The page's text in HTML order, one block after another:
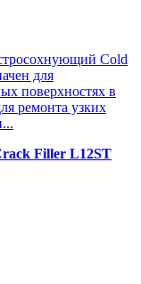
Cold
для
поверхностях в
ремонта узких
Filler L12SТ